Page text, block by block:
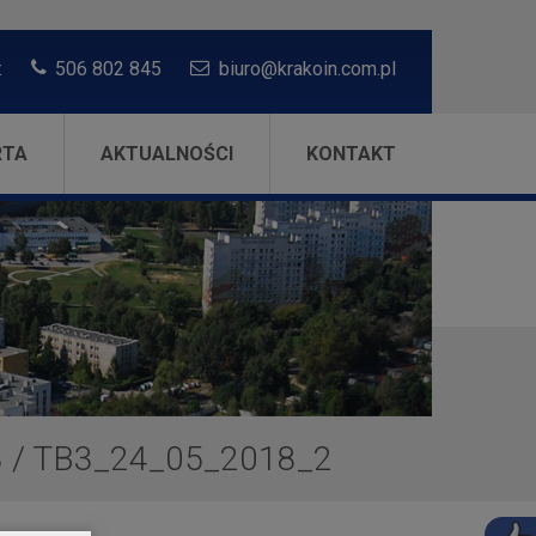
506 802 845 biuro@krakoin.com.pl
AKTUALNOŚCI KONTAKT
/ TB3_24_05_2018_2